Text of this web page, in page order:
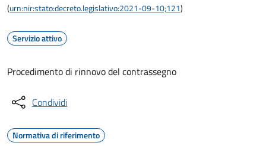
(urn:nir:stato:decreto.legislativo:2021-09-10;121)
Servizio attivo
Procedimento di rinnovo del contrassegno
Condividi
Normativa di riferimento